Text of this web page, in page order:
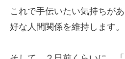
これで手伝いたい気持ちが
好な人間関係を維持します。